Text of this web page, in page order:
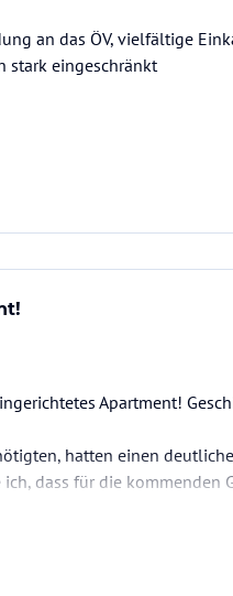
an das ÖV, vielfältige
stark eingeschränkt
Apartment!
hatten einen
dass für die kommenden
zwei Personen allerdings